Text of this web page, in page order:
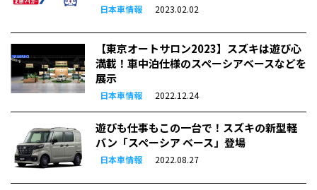
日本車情報 2023.02.02
【東京オートサロン2023】スズキは遊び心
満載！車中泊仕様のスペーシアベースなどを
展示
日本車情報 2022.12.24
遊びも仕事もこの一台で！スズキの新型軽
バン「スペーシア ベース」登場
日本車情報 2022.08.27